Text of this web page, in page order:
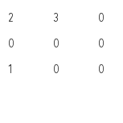
2 3 0
0 0 0
1 0 0